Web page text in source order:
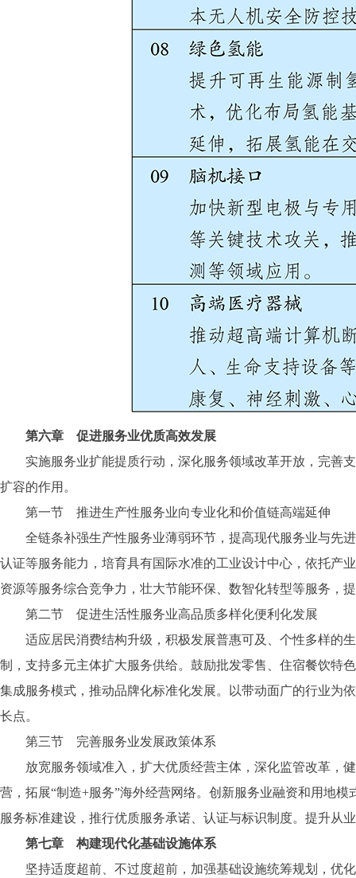
第六章 促进服务业优质高效发展
实施服务业扩能提质行动，深化服务领域改革开放，完善支
扩容的作用。
第一节 推进生产性服务业向专业化和价值链高端延伸
全链条补强生产性服务业薄弱环节，提高现代服务业与先进
认证等服务能力，培育具有国际水准的工业设计中心，依托产
资源等服务综合竞争力，壮大节能环保、数智化转型等服务，
第二节 促进生活性服务业高品质多样化便利化发展
适应居民消费结构升级，积极发展普惠可及、个性多样的生
制，支持多元主体扩大服务供给。鼓励批发零售、住宿餐饮特
集成服务模式，推动品牌化标准化发展。以带动面广的行业为
长点。
第三节 完善服务业发展政策体系
放宽服务领域准入，扩大优质经营主体，深化监管改革，健
营，拓展“制造+服务”海外经营网络。创新服务业融资和用地
服务标准建设，推行优质服务承诺、认证与标识制度。提升从
第七章 构建现代化基础设施体系
坚持适度超前、不过度超前，加强基础设施统筹规划，优